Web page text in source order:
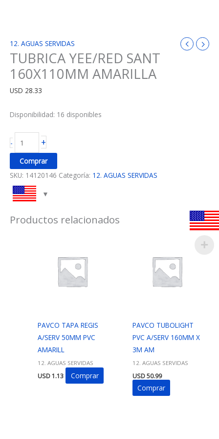
12. AGUAS SERVIDAS
TUBRICA YEE/RED SANT
160X110MM AMARILLA
USD 28.33
Disponibilidad: 16 disponibles
- +
Comprar
SKU: 14120146 Categoría: 12. AGUAS SERVIDAS
Productos relacionados
PAVCO TAPA REGIS
A/SERV 50MM PVC
AMARILL
12. AGUAS SERVIDAS
USD1.13 Comprar
PAVCO TUBOLIGHT
PVC A/SERV 160MM X
3M AM
12. AGUAS SERVIDAS
USD50.99
Comprar